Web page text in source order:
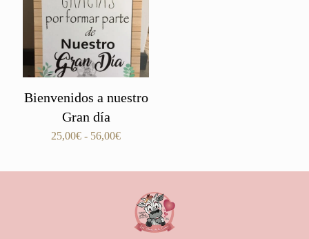
Bienvenidos a nuestro
Gran día
25,00€ - 56,00€Rango
25,00€
hasta
56,00€